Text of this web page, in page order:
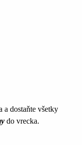
a dostaňte všetky
do vrecka.